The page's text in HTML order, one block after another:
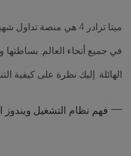
ميتا ترادر 4 هي منصة
في جميع أنحاء العالم. بساطتها
الهائلة. إليك نظرة على كيفية
فهم نظام التشغيل ويندوز